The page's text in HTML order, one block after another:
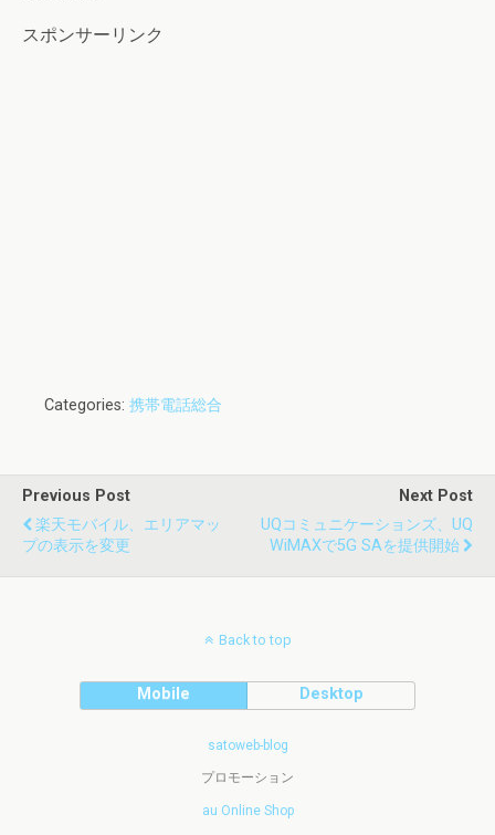
スポンサーリンク
Categories: 携帯電話総合
Previous Post
楽天モバイル、エリアマッ
プの表示を変更
Next Post
UQコミュニケーションズ、UQ
WiMAXで5G SAを提供開始
Back to top
Mobile Desktop
satoweb-blog
プロモーション
au Online Shop